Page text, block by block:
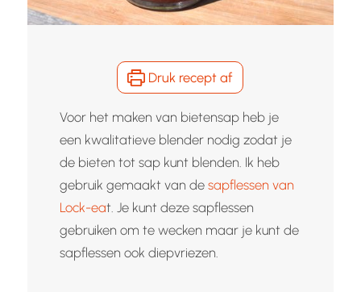
Druk recept af
Voor het maken van bietensap heb je
een kwalitatieve blender nodig zodat je
de bieten tot sap kunt blenden. Ik heb
gebruik gemaakt van de sapflessen van
Lock-eat. Je kunt deze sapflessen
gebruiken om te wecken maar je kunt de
sapflessen ook diepvriezen.